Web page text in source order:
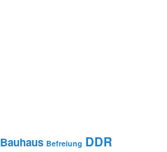
Bauhaus Befreiung DDR